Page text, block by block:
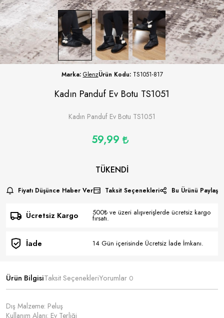
Marka: GlenzÜrün Kodu: TS1051-817
Kadın Panduf Ev Botu TS1051
Kadın Panduf Ev Botu TS1051
59,99
TÜKENDI
Fiyatı Düşünce Haber Ver Taksit Seçenekleri Bu Ürünü Paylaş
Ücretsiz Kargo 500₺ ve üzeri alışverişlerde ücretsiz kargo
fırsatı.
İade 14 Gün içerisinde Ücretsiz İade İmkanı.
Ürün BilgisiTaksit SeçenekleriYorumlar 0
Dış Malzeme: Peluş
Kullanım Alanı: Ev Terliği